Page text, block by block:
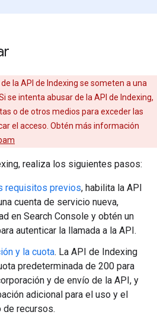
la API de Indexing se someten a una
se intenta abusar de la API de Indexing,
o de otros medios para exceder las
el acceso. Obtén más información
realiza los siguientes pasos:
requisitos previos, habilita la API
cuenta de servicio nueva,
en Search Console y obtén un
autenticar la llamada a la API.
y la cuota. La API de Indexing
predeterminada de 200 para
y de envío de la API, y
adicional para el uso y el
de recursos.